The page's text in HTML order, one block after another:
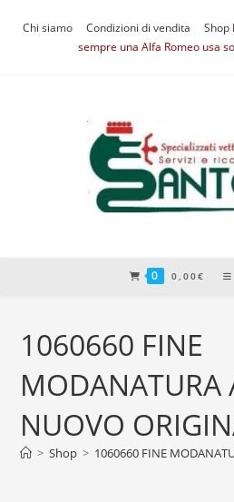
Chi siamo Condizioni di vendita Shop
sempre una Alfa Romeo usa
0 0,00€
1060660 FINE
MODANATURA
NUOVO
> Shop > 1060660 FINE